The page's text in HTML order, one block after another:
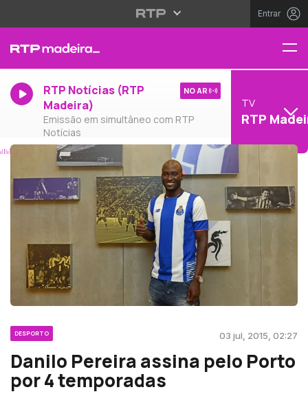
Entrar
RTP Notícias (RTP
Madeira)
Emissão em simultâneo com RTP
Notícias
NO AR
TV
RTP
DESPORTO 03 jul, 2015, 02:27
Danilo Pereira assina pelo Porto
por 4 temporadas